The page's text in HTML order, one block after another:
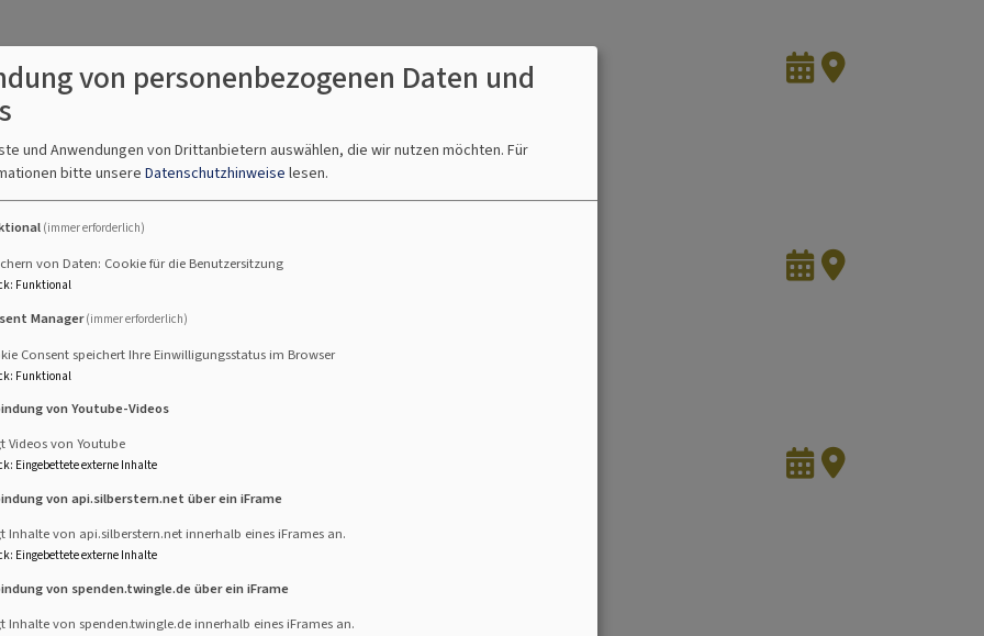
17 Uhr
im Kerzenschein
17 Uhr
im Kerzenschein
Dreifaltigkeitskirche Kaufbeuren
17 Uhr
im Kerzenschein
Eppelein (Augsburg)
Dreifaltigkeitskirche Kaufbeuren
von personenbezogenen Daten und
und Anwendungen von Drittanbietern auswählen, die wir nutzen möchten. Für
bitte unsere Datenschutzhinweise lesen.
(immer erforderlich)
von Daten: Cookie für die Benutzersitzung
: Funktional
Manager(immer erforderlich)
Consent speichert Ihre Einwilligungsstatus im Browser
: Funktional
von Youtube-Videos
Videos von Youtube
: Eingebettete externe Inhalte
von api.silberstern.net über ein iFrame
Inhalte von api.silberstern.net innerhalb eines iFrames an.
: Eingebettete externe Inhalte
von spenden.twingle.de über ein iFrame
Inhalte von spenden.twingle.de innerhalb eines iFrames an.